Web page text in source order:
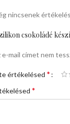
nincsenek
csokoládé
e-mail címet nem
értékelésed *
*